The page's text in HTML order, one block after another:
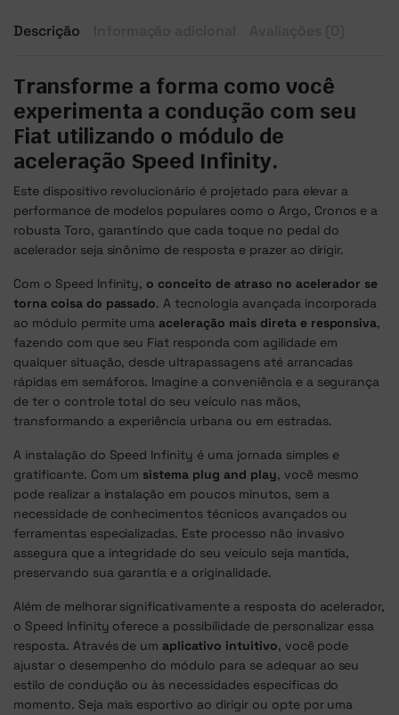
Descrição
Transforme a forma como você
experimenta a condução com seu
Fiat utilizando o módulo de
aceleração Speed Infinity.
Este dispositivo revolucionário é projetado para elevar a
performance de modelos populares como o Argo, Cronos e a
robusta Toro, garantindo que cada toque no pedal do
acelerador seja sinônimo de resposta e prazer ao dirigir.
Com o Speed Infinity, o conceito de atraso no acelerador se
torna coisa do passado. A tecnologia avançada incorporada
ao módulo permite umaaceleração mais direta e responsiva,
fazendo com que seu Fiat responda com agilidade em
qualquer situação, desde ultrapassagens até arrancadas
rápidas em semáforos. Imagine a conveniência e a segurança
de ter o controle total do seu veículo nas mãos,
transformando a experiência urbana ou em estradas.
A instalação do Speed Infinity é uma jornada simples e
gratificante. Com um sistema plug and play, você mesmo
pode realizar a instalação em poucos minutos, sem a
necessidade de conhecimentos técnicos avançados ou
ferramentas especializadas. Este processo não invasivo
assegura que a integridade do seu veículo seja mantida,
preservando sua garantia e a originalidade.
Além de melhorar significativamente a resposta do acelerador,
o Speed Infinity oferece a possibilidade de personalizar essa
resposta. Através de um aplicativo intuitivo, você pode
ajustar o desempenho do módulo para se adequar ao seu
estilo de condução ou às necessidades específicas do
momento. Seja mais esportivo ao dirigir ou opte por uma